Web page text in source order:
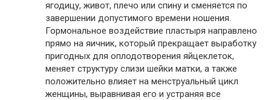
ягодицу, живот, плечо или спину и сменяется по
завершении допустимого времени ношения.
Гормональное воздействие пластыря направлено
прямо на яичник, который прекращает выработку
пригодных для оплодотворения яйцеклеток,
меняет структуру слизи шейки матки, а также
положительно влияет на менструальный цикл
женщины, выравнивая его и устраняя все